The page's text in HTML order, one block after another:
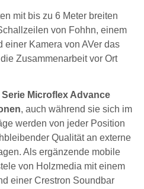
mit bis zu 6 Meter breiten
von Fohhn, einem
einer Kamera von AVer das
Zusammenarbeit vor Ort
Microflex Advance
, auch während sie sich im
werden von jeder Position
Qualität an externe
Als ergänzende mobile
von Holzmedia mit einem
einer Crestron Soundbar